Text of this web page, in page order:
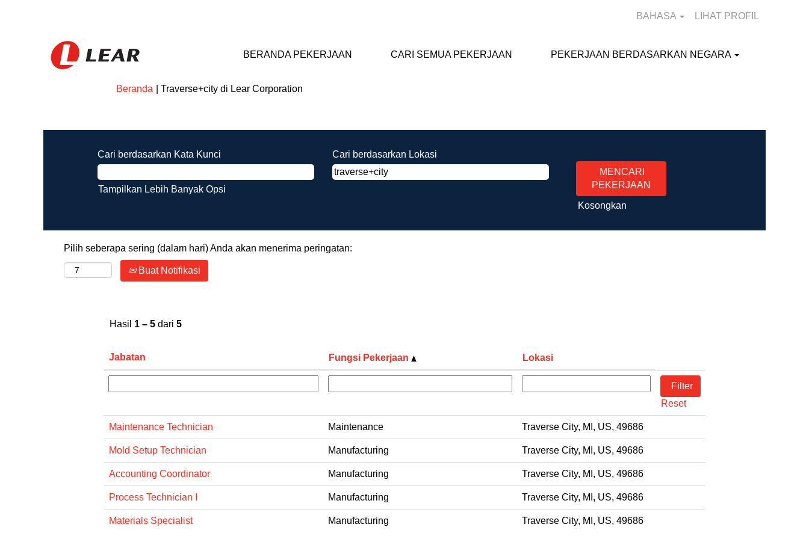
BAHASA LIHAT PROFIL
BERANDA PEKERJAAN CARI SEMUA PEKERJAAN PEKERJAAN BERDASARKAN NEGARA
Beranda Traverse+city di Lear Corporation
Cari berdasarkan Kata Kunci Cari berdasarkan Lokasi
Tampilkan Lebih Banyak Opsi
Kosongkan
Pilih seberapa sering (dalam hari) Anda akan menerima peringatan:
Buat Notifikasi
Hasil 1 – 5 dari 5
Jabatan Fungsi Pekerjaan Lokasi
Reset
Maintenance Technician Maintenance Traverse City, MI, US, 49686
Mold Setup Technician Manufacturing Traverse City, MI, US, 49686
Accounting Coordinator Manufacturing Traverse City, MI, US, 49686
Process Technician I Manufacturing Traverse City, MI, US, 49686
Materials Specialist Manufacturing Traverse City, MI, US, 49686